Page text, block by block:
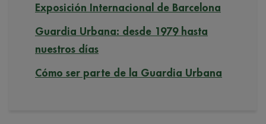
Exposición Internacional de Barcelona
Guardia Urbana: desde 1979 hasta
nuestros días
Cómo ser parte de la Guardia Urbana